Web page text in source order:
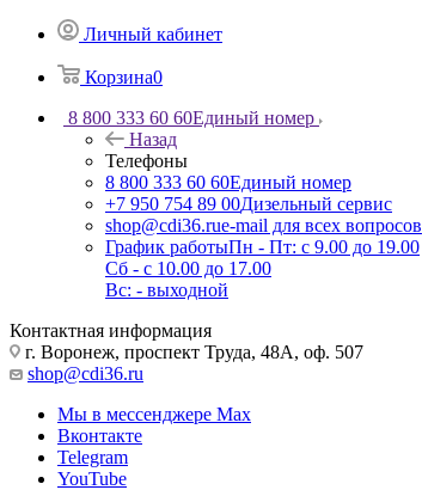
Личный кабинет
Корзина0
8 800 333 60 60Единый номер
Назад
Телефоны
8 800 333 60 60Единый номер
+7 950 754 89 00Дизельный сервис
shop@cdi36.rue-mail для всех вопросов
График работыПн - Пт: с 9.00 до 19.00
Сб - с 10.00 до 17.00
Вс: - выходной
Контактная информация
г. Воронеж, проспект Труда, 48А, оф. 507
shop@cdi36.ru
Мы в мессенджере Max
Вконтакте
Telegram
YouTube